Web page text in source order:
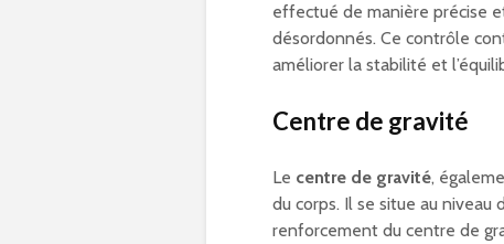
effectué de manière précise
désordonnés. Ce contrôle
améliorer la stabilité et
Centre de gravité
Le centre de gravité,
du corps. Il se situe au niveau
renforcement du centre de